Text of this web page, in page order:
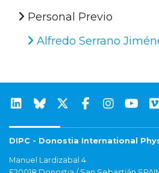
Personal Previo
Alfredo Serrano
DIPC - Donostia International
Manuel Lardizabal 4